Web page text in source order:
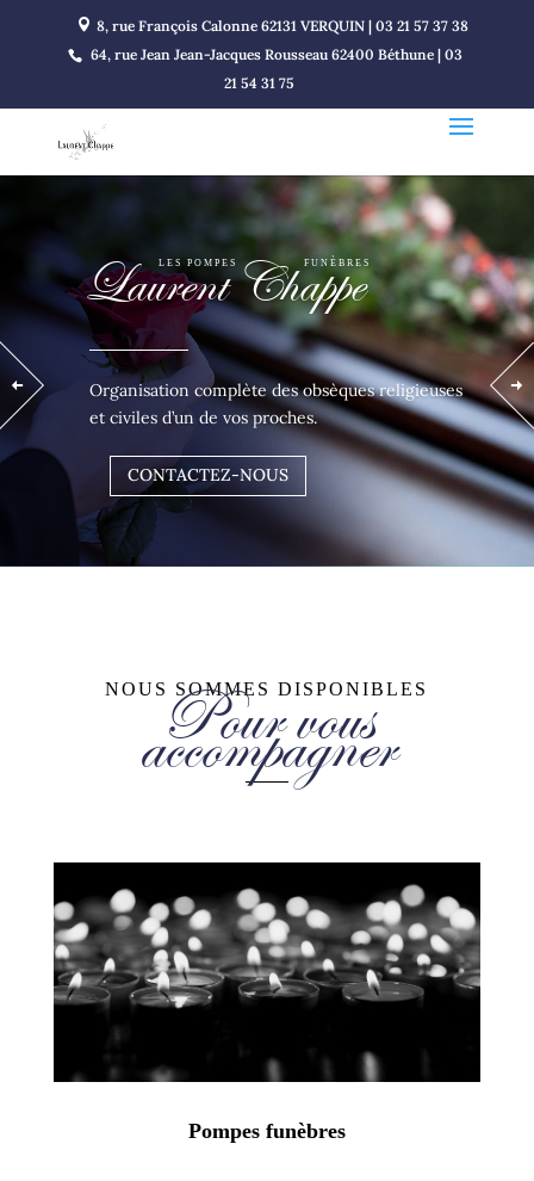
8, rue François Calonne 62131 VERQUIN | 03 21 57 37 38
64, rue Jean Jean-Jacques Rousseau 62400 Béthune | 03
21 54 31 75
                LES POMPES              FUNÈBRES
Laurent Chappe
Organisation complète des obsèques religieuses
et civiles d’un de vos proches.
CONTACTEZ-NOUS
NOUS SOMMES DISPONIBLES
Pour vous
accompagner
Pompes funèbres